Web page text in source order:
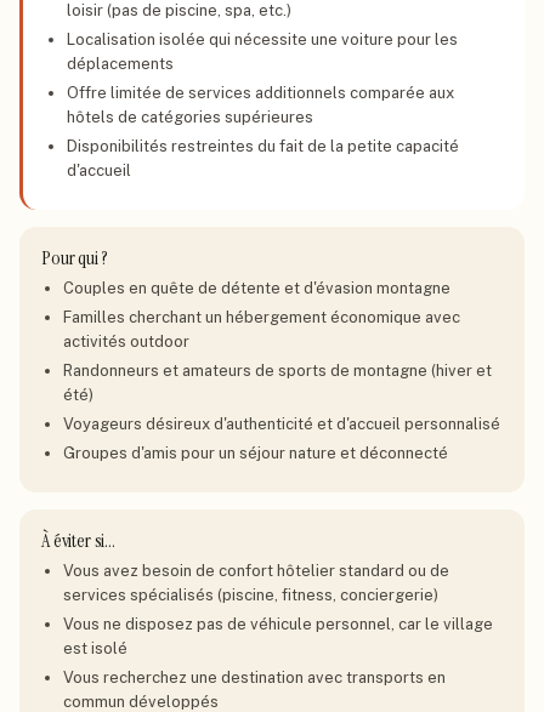
loisir (pas de piscine, spa, etc.)
Localisation isolée qui nécessite une voiture pour les
déplacements
Offre limitée de services additionnels comparée aux
hôtels de catégories supérieures
Disponibilités restreintes du fait de la petite capacité
d'accueil
Pour qui ?
Couples en quête de détente et d'évasion montagne
Familles cherchant un hébergement économique avec
activités outdoor
Randonneurs et amateurs de sports de montagne (hiver et
été)
Voyageurs désireux d'authenticité et d'accueil personnalisé
Groupes d'amis pour un séjour nature et déconnecté
À éviter si…
Vous avez besoin de confort hôtelier standard ou de
services spécialisés (piscine, fitness, conciergerie)
Vous ne disposez pas de véhicule personnel, car le village
est isolé
Vous recherchez une destination avec transports en
commun développés